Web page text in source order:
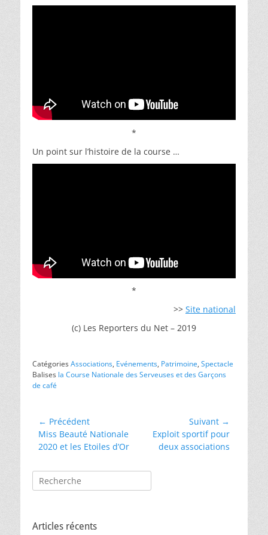
*
Un point sur l’histoire de la course …
*
>> Site national
(c) Les Reporters du Net – 2019
CatégoriesAssociations, Evénements, Patrimoine, Spectacle
Balises la Course Nationale des Serveuses et des Garçons
de café
Navigation
de
l’article
← Précédent
Article
précédent :
Miss Beauté Nationale
2020 et les Etoiles d’Or
Suivant →
Article
suivant :
Exploit sportif pour
deux associations
Rechercher :
Articles récents